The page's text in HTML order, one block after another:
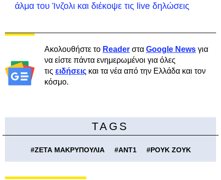
άλμα του Ίνζολι και διέκοψε τις live δηλώσεις
Ακολουθήστε το Reader στα Google News για
να είστε πάντα ενημερωμένοι για όλες
τις ειδήσεις και τα νέα από την Ελλάδα και τον
κόσμο.
TAGS
#ΖΕΤΑ ΜΑΚΡΥΠΟΥΛΙΑ #ΑΝΤ1 #ΡΟΥΚ ΖΟΥΚ